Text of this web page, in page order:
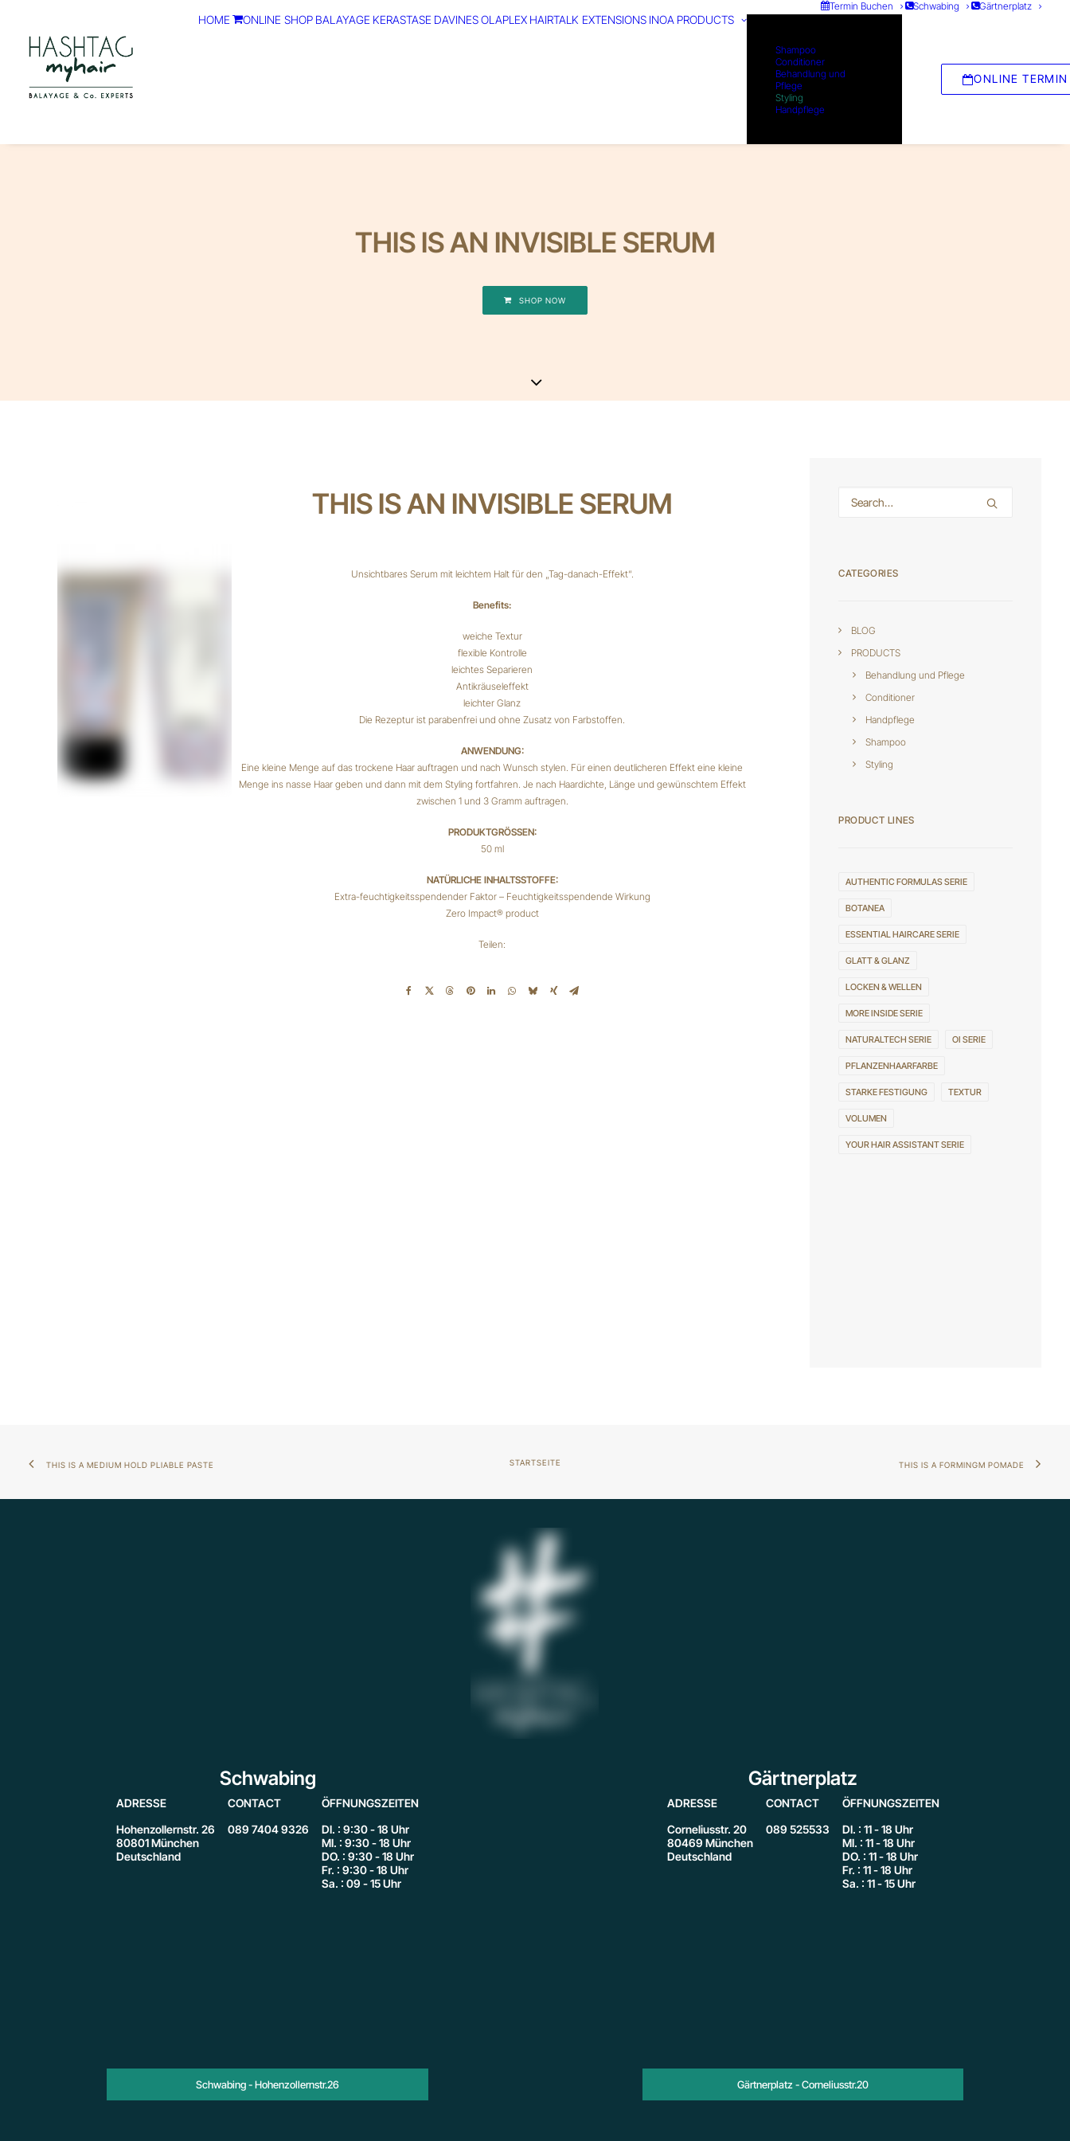
Termin Buchen Schwabing Gärtnerplatz
HOME ONLINE SHOP BALAYAGE KERASTASE DAVINESOLAPLEX HAIRTALK EXTENSIONS INOA PRODUCTS
Shampoo
Conditioner
Behandlung und
Pflege
Styling
Handpflege
ONLINE TERMIN
THIS IS AN INVISIBLE SERUM
SHOP NOW
THIS IS AN INVISIBLE SERUM
Unsichtbares Serum mit leichtem Halt für den „Tag-danach-Effekt“.
Benefits:
weiche Textur
flexible Kontrolle
leichtes Separieren
Antikräuseleffekt
leichter Glanz
Die Rezeptur ist parabenfrei und ohne Zusatz von Farbstoffen.
ANWENDUNG:
Eine kleine Menge auf das trockene Haar auftragen und nach Wunsch stylen. Für einen deutlicheren Effekt eine kleine
Menge ins nasse Haar geben und dann mit dem Styling fortfahren. Je nach Haardichte, Länge und gewünschtem Effekt
zwischen 1 und 3 Gramm auftragen.
PRODUKTGRÖSSEN:
50 ml
NATÜRLICHE INHALTSSTOFFE:
Extra-feuchtigkeitsspendender Faktor – Feuchtigkeitsspendende Wirkung
Zero Impact® product
Teilen:
CATEGORIES
BLOG
PRODUCTS
Behandlung und Pflege
Conditioner
Handpflege
Shampoo
Styling
PRODUCT LINES
AUTHENTIC FORMULAS SERIE
BOTANEA
ESSENTIAL HAIRCARE SERIE
GLATT & GLANZ
LOCKEN & WELLEN
MORE INSIDE SERIE
NATURALTECH SERIE OI SERIE
PFLANZENHAARFARBE
STARKE FESTIGUNG TEXTUR
VOLUMEN
YOUR HAIR ASSISTANT SERIE
THIS IS A MEDIUM HOLD PLIABLE PASTE STARTSEITE THIS IS A FORMINGM POMADE
Schwabing
ADRESSE CONTACT
ÖFFNUNGSZEITEN
Hohenzollernstr. 26
80801 München
Deutschland
089 7404 9326
DI. : 9:30 - 18 Uhr
MI. : 9:30 - 18 Uhr
DO. : 9:30 - 18 Uhr
Fr. : 9:30 - 18 Uhr
Sa. : 09 - 15 Uhr
Schwabing - Hohenzollernstr.26
Gärtnerplatz
ADRESSE CONTACT
ÖFFNUNGSZEITEN
Corneliusstr. 20
80469 München
Deutschland
089 525533
DI. : 11 - 18 Uhr
MI. : 11 - 18 Uhr
DO. : 11 - 18 Uhr
Fr. : 11 - 18 Uhr
Sa. : 11 - 15 Uhr
Gärtnerplatz - Corneliusstr.20